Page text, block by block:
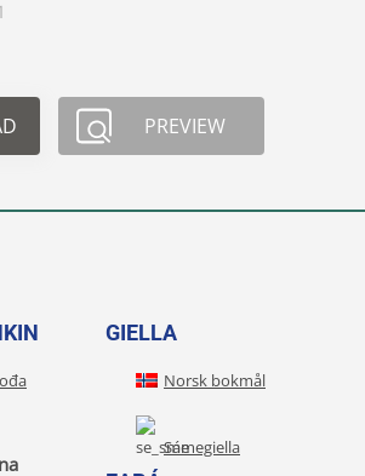
PREVIEW
GIELLA
Norsk bokmål
Sámegiella